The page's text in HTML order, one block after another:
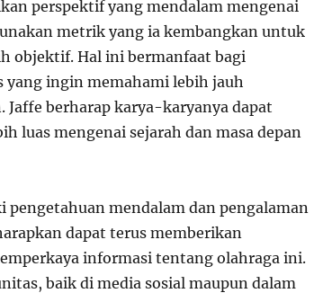
perspektif yang mendalam mengenai
metrik yang ia kembangkan untuk
objektif. Hal ini bermanfaat bagi
yang ingin memahami lebih jauh
Jaffe berharap karya-karyanya dapat
luas mengenai sejarah dan masa depan
pengetahuan mendalam dan pengalaman
dapat terus memberikan
informasi tentang olahraga ini.
baik di media sosial maupun dalam